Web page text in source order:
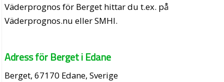
Väderprognos för Berget hittar du t.ex. på
Väderprognos.nu eller SMHI.
Adress för Berget i Edane
Berget, 67170 Edane, Sverige